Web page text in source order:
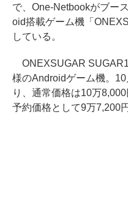
で、One-Netbookがブー
oid搭載ゲーム機「
している。
ONEXSUGAR
様のAndroidゲーム機。
り、通常価格は10万
予約価格として9万7,200